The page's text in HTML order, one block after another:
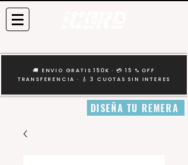
🚚 ENVIO GRATIS 150K · 💳 15 % OFF
TRANSFERENCIA · 🎸 3 CUOTAS SIN INTERES
DISEÑA TU REMERA